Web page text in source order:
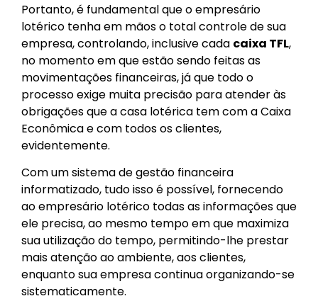
Portanto, é fundamental que o empresário
lotérico tenha em mãos o total controle de sua
empresa, controlando, inclusive cada caixa TFL,
no momento em que estão sendo feitas as
movimentações financeiras, já que todo o
processo exige muita precisão para atender às
obrigações que a casa lotérica tem com a Caixa
Econômica e com todos os clientes,
evidentemente.
Com um sistema de gestão financeira
informatizado, tudo isso é possível, fornecendo
ao empresário lotérico todas as informações que
ele precisa, ao mesmo tempo em que maximiza
sua utilização do tempo, permitindo-lhe prestar
mais atenção ao ambiente, aos clientes,
enquanto sua empresa continua organizando-se
sistematicamente.